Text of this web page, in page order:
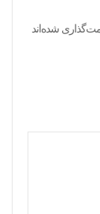
شده‌اند